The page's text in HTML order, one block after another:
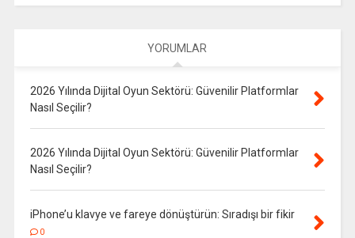
YORUMLAR
2026 Yılında Dijital Oyun Sektörü: Güvenilir Platformlar
Nasıl Seçilir?
2026 Yılında Dijital Oyun Sektörü: Güvenilir Platformlar
Nasıl Seçilir?
iPhone’u klavye ve fareye dönüştürün: Sıradışı bir fikir
0